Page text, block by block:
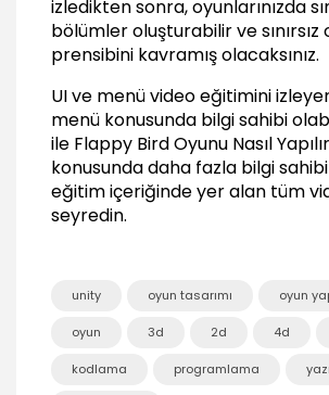
izledikten sonra, oyunlarınızda
bölümler oluşturabilir ve sınırsız
prensibini kavramış olacaksınız.
UI ve menü video eğitimini
menü konusunda bilgi sahibi
ile Flappy Bird Oyunu Nasıl
konusunda daha fazla bilgi
eğitim içeriğinde yer alan tüm
seyredin.
unity oyun tasarımı oyun
oyun 3d 2d 4d
kodlama programlama